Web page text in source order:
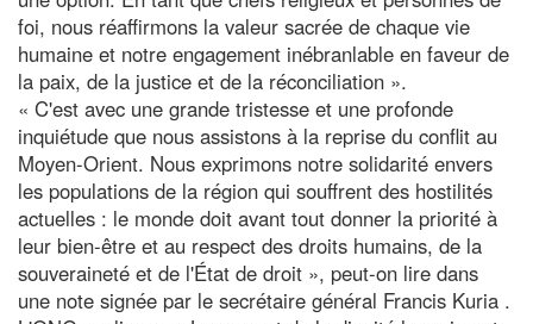
foi, nous réaffirmons la valeur sacrée de chaque vie
humaine et notre engagement inébranlable en faveur de
la paix, de la justice et de la réconciliation ».
« C'est avec une grande tristesse et une profonde
inquiétude que nous assistons à la reprise du conflit au
Moyen-Orient. Nous exprimons notre solidarité envers
les populations de la région qui souffrent des hostilités
actuelles : le monde doit avant tout donner la priorité à
leur bien-être et au respect des droits humains, de la
souveraineté et de l'État de droit », peut-on lire dans
une note signée par le secrétaire général Francis Kuria .